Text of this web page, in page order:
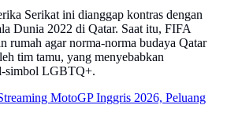
Serikat ini dianggap kontras dengan
Dunia 2022 di Qatar. Saat itu, FIFA
rumah agar norma-norma budaya Qatar
tim tamu, yang menyebabkan
simbol LGBTQ+.
MotoGP Inggris 2026, Peluang